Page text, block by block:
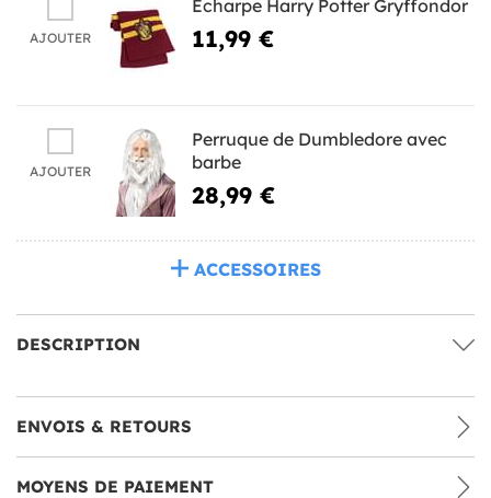
AJOUTER
Écharpe Harry Potter Gryffondor
11,99 €
AJOUTER
Perruque de Dumbledore avec
barbe
28,99 €
ACCESSOIRES
DESCRIPTION
ENVOIS & RETOURS
MOYENS DE PAIEMENT